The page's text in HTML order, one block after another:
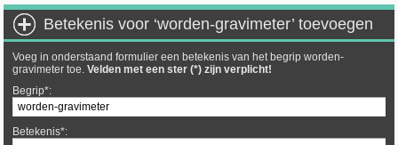
Betekenis voor ‘worden-gravimeter’ toevoegen
Voeg in onderstaand formulier een betekenis van het begrip worden-
gravimeter toe.Velden met een ster (*) zijn verplicht!
Begrip*:
Betekenis*: